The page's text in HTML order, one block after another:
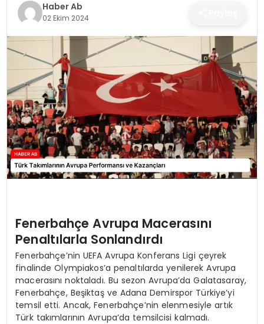
Haber Ab
02 Ekim 2024
Fenerbahçe Avrupa Macerasını
Penaltılarla Sonlandırdı
Fenerbahçe’nin UEFA Avrupa Konferans Ligi çeyrek
finalinde Olympiakos’a penaltılarda yenilerek Avrupa
macerasını noktaladı. Bu sezon Avrupa’da Galatasaray,
Fenerbahçe, Beşiktaş ve Adana Demirspor Türkiye’yi
temsil etti. Ancak, Fenerbahçe’nin elenmesiyle artık
Türk takımlarının Avrupa’da temsilcisi kalmadı.